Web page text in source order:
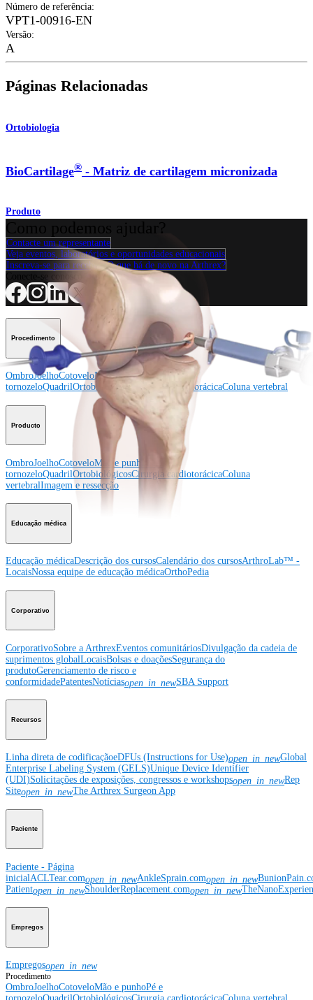
Número de referência:
VPT1-00916-EN
Versão:
A
Páginas Relacionadas
Ortobiologia
BioCartilage® - Matriz de cartilagem micronizada
Produto
Contacte um representante
Veja eventos, laboratórios e oportunidades educacionais
Inscreva-se para receber: O que há de novo na Arthrex?
Conecte-se conosco
Procedimento
OmbroJoelhoCotoveloMão e punhoPé e
tornozeloQuadrilOrtobiológicos Cirurgia cardiotorácicaColuna vertebral
Producto
OmbroJoelhoCotoveloMão e punho
tornozeloQuadrilOrtobiológicosCirurgia cardiotorácicaColuna
vertebralImagem e ressecção
Educação médica
Educação médicaDescrição dos cursosCalendário dos cursosArthroLab™ -
LocaisNossa equipe de educação médicaOrthoPedia
Corporativo
CorporativoSobre a ArthrexEventos comunitáriosDivulgação da cadeia de
suprimentos globalLocaisBolsas e doaçõesSegurança do
produtoGerenciamento de risco e
conformidadePatentesNotíciasopen_in_newSBA Support
Recursos
Linha direta de codificaçãoeDFUs (Instructions for Use)open_in_newGlobal
Enterprise Labeling System (GELS)Unique Device Identifier
(UDI)Solicitações de exposições, congressos e workshopsopen_in_newRep
Siteopen_in_newThe Arthrex Surgeon App
Paciente
Paciente - Página
inicialACLTear.comopen_in_newAnkleSprain.comopen_in_new
Patientopen_in_newShoulderReplacement.comopen_in_new
Empregos
Empregosopen_in_new
Procedimento
OmbroJoelhoCotoveloMão e punhoPé e